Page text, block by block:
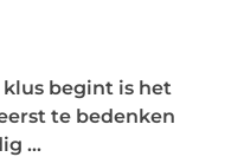
begint is het
te bedenken
...